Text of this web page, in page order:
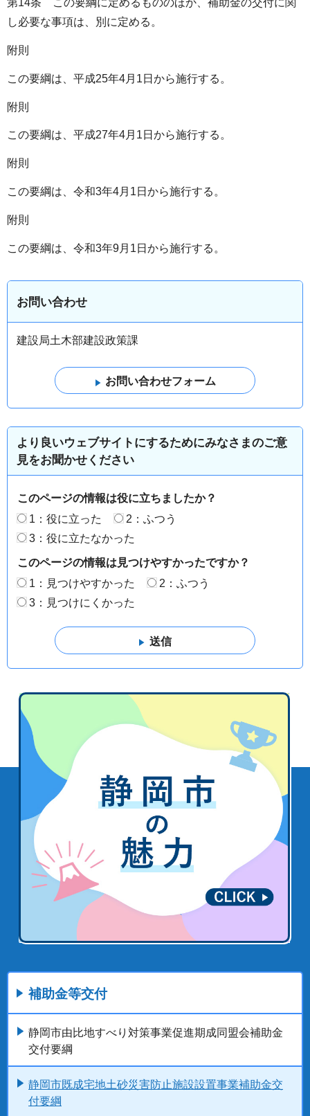
第14条 この要綱に定めるもののほか、補助金の交付に関
し必要な事項は、別に定める。
附則
この要綱は、平成25年4月1日から施行する。
附則
この要綱は、平成27年4月1日から施行する。
附則
この要綱は、令和3年4月1日から施行する。
附則
この要綱は、令和3年9月1日から施行する。
お問い合わせ
建設局土木部建設政策課
より良いウェブサイトにするためにみなさまのご意
見をお聞かせください
このページの情報は役に立ちましたか？
1：役に立った
2：ふつう
3：役に立たなかった
このページの情報は見つけやすかったですか？
1：見つけやすかった
2：ふつう
3：見つけにくかった
補助金等交付
静岡市由比地すべり対策事業促進期成同盟会補助金
交付要綱
静岡市既成宅地土砂災害防止施設設置事業補助金交
付要綱